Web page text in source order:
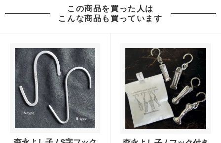
この商品を買った人は
こんな商品も買っています